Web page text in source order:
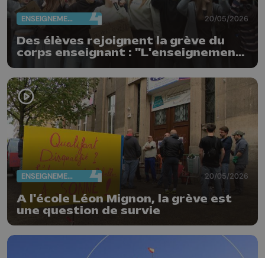
ENSEIGNEMENT 20/05/2026
Des élèves rejoignent la grève du
corps enseignant : "L'enseignement
ENSEIGNEMENT 20/05/2026
A l'école Léon Mignon, la grève est
une question de survie